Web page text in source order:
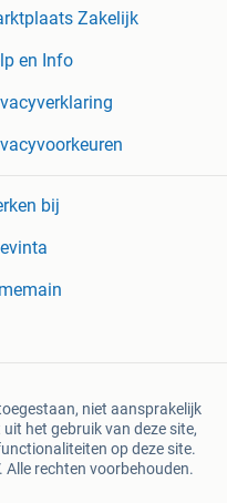
Zakelijk
en Info
bij
niet aansprakelijk
het gebruik van deze site,
op deze site.
rechten voorbehouden.